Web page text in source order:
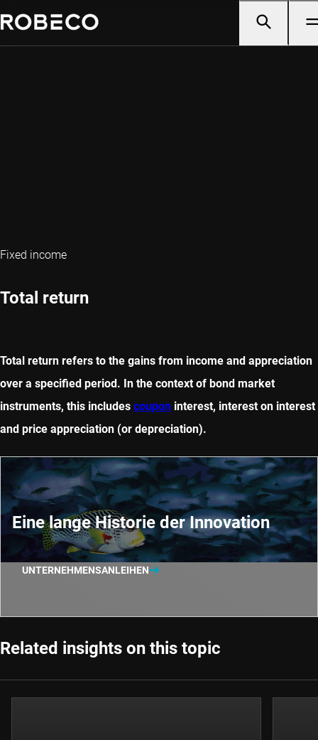
Fixed income
Total return
Total return refers to the gains from income and appreciation
over a specified period. In the context of bond market
instruments, this includes coupon interest, interest on interest
and price appreciation (or depreciation).
Eine lange Historie der Innovation
UNTERNEHMENSANLEIHEN
Related insights on this topic